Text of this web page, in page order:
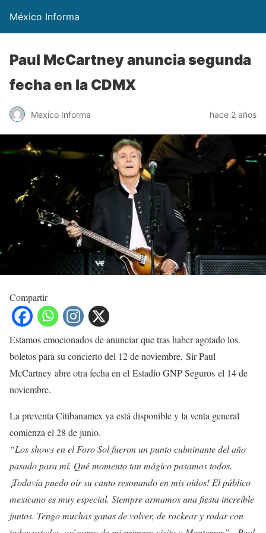
México Informa
Paul McCartney anuncia segunda
fecha en la CDMX
Mexico Informa hace 2 años
Compartir
Estamos emocionados de anunciar que tras haber agotado los
boletos para su concierto del 12 de noviembre, Sir Paul
McCartney abre otra fecha en el Estadio GNP Seguros el 14 de
noviembre.
La preventa Citibanamex ya está disponible y la venta general
comienza el 28 de junio.
“Los shows en el Foro Sol fueron un punto culminante del año
pasado para mí. Qué momento tan mágico pasamos todos.
¡Todavía puedo oír su canto resonando en mis oídos! El público
mexicano es muy especial. Siempre armamos una fiesta increíble
juntos. Tengo muchas ganas de volver, de rockear y rodar con